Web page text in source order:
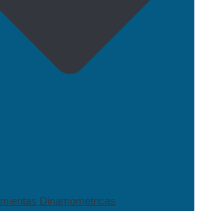
Dinamométricas